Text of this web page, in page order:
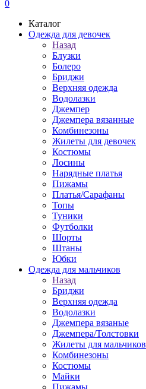
0
Каталог
Одежда для девочек
Назад
Блузки
Болеро
Бриджи
Верхняя одежда
Водолазки
Джемпер
Джемпера вязанные
Комбинезоны
Жилеты для девочек
Костюмы
Лосины
Нарядные платья
Пижамы
Платья/Сарафаны
Топы
Туники
Футболки
Шорты
Штаны
Юбки
Одежда для мальчиков
Назад
Бриджи
Верхняя одежда
Водолазки
Джемпера вязаные
Джемпера/Толстовки
Жилеты для мальчиков
Комбинезоны
Костюмы
Майки
Пижамы